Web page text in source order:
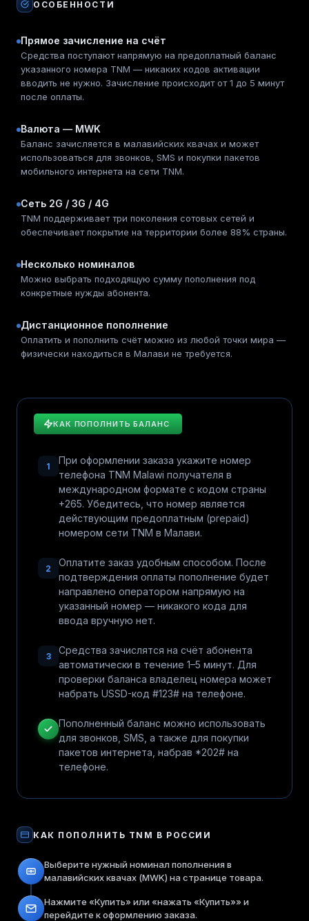
ОСОБЕННОСТИ
Прямое зачисление на счёт
Средства поступают напрямую на предоплатный баланс
указанного номера TNM — никаких кодов активации
вводить не нужно. Зачисление происходит от 1 до 5 минут
после оплаты.
Валюта — MWK
Баланс зачисляется в малавийских квачах и может
использоваться для звонков, SMS и покупки пакетов
мобильного интернета на сети TNM.
Сеть 2G / 3G / 4G
TNM поддерживает три поколения сотовых сетей и
обеспечивает покрытие на территории более 88% страны.
Несколько номиналов
Можно выбрать подходящую сумму пополнения под
конкретные нужды абонента.
Дистанционное пополнение
Оплатить и пополнить счёт можно из любой точки мира —
физически находиться в Малави не требуется.
КАК ПОПОЛНИТЬ БАЛАНС
1
При оформлении заказа укажите номер
телефона TNM Malawi получателя в
международном формате с кодом страны
+265. Убедитесь, что номер является
действующим предоплатным (prepaid)
номером сети TNM в Малави.
2
Оплатите заказ удобным способом. После
подтверждения оплаты пополнение будет
направлено оператором напрямую на
указанный номер — никакого кода для
ввода вручную нет.
3
Средства зачислятся на счёт абонента
автоматически в течение 1–5 минут. Для
проверки баланса владелец номера может
набрать USSD-код #123# на телефоне.
Пополненный баланс можно использовать
для звонков, SMS, а также для покупки
пакетов интернета, набрав *202# на
телефоне.
КАК ПОПОЛНИТЬ TNM В РОССИИ
Выберите нужный номинал пополнения в
малавийских квачах (MWK) на странице товара.
Нажмите «Купить» или «нажать «Купить»» и
перейдите к оформлению заказа.